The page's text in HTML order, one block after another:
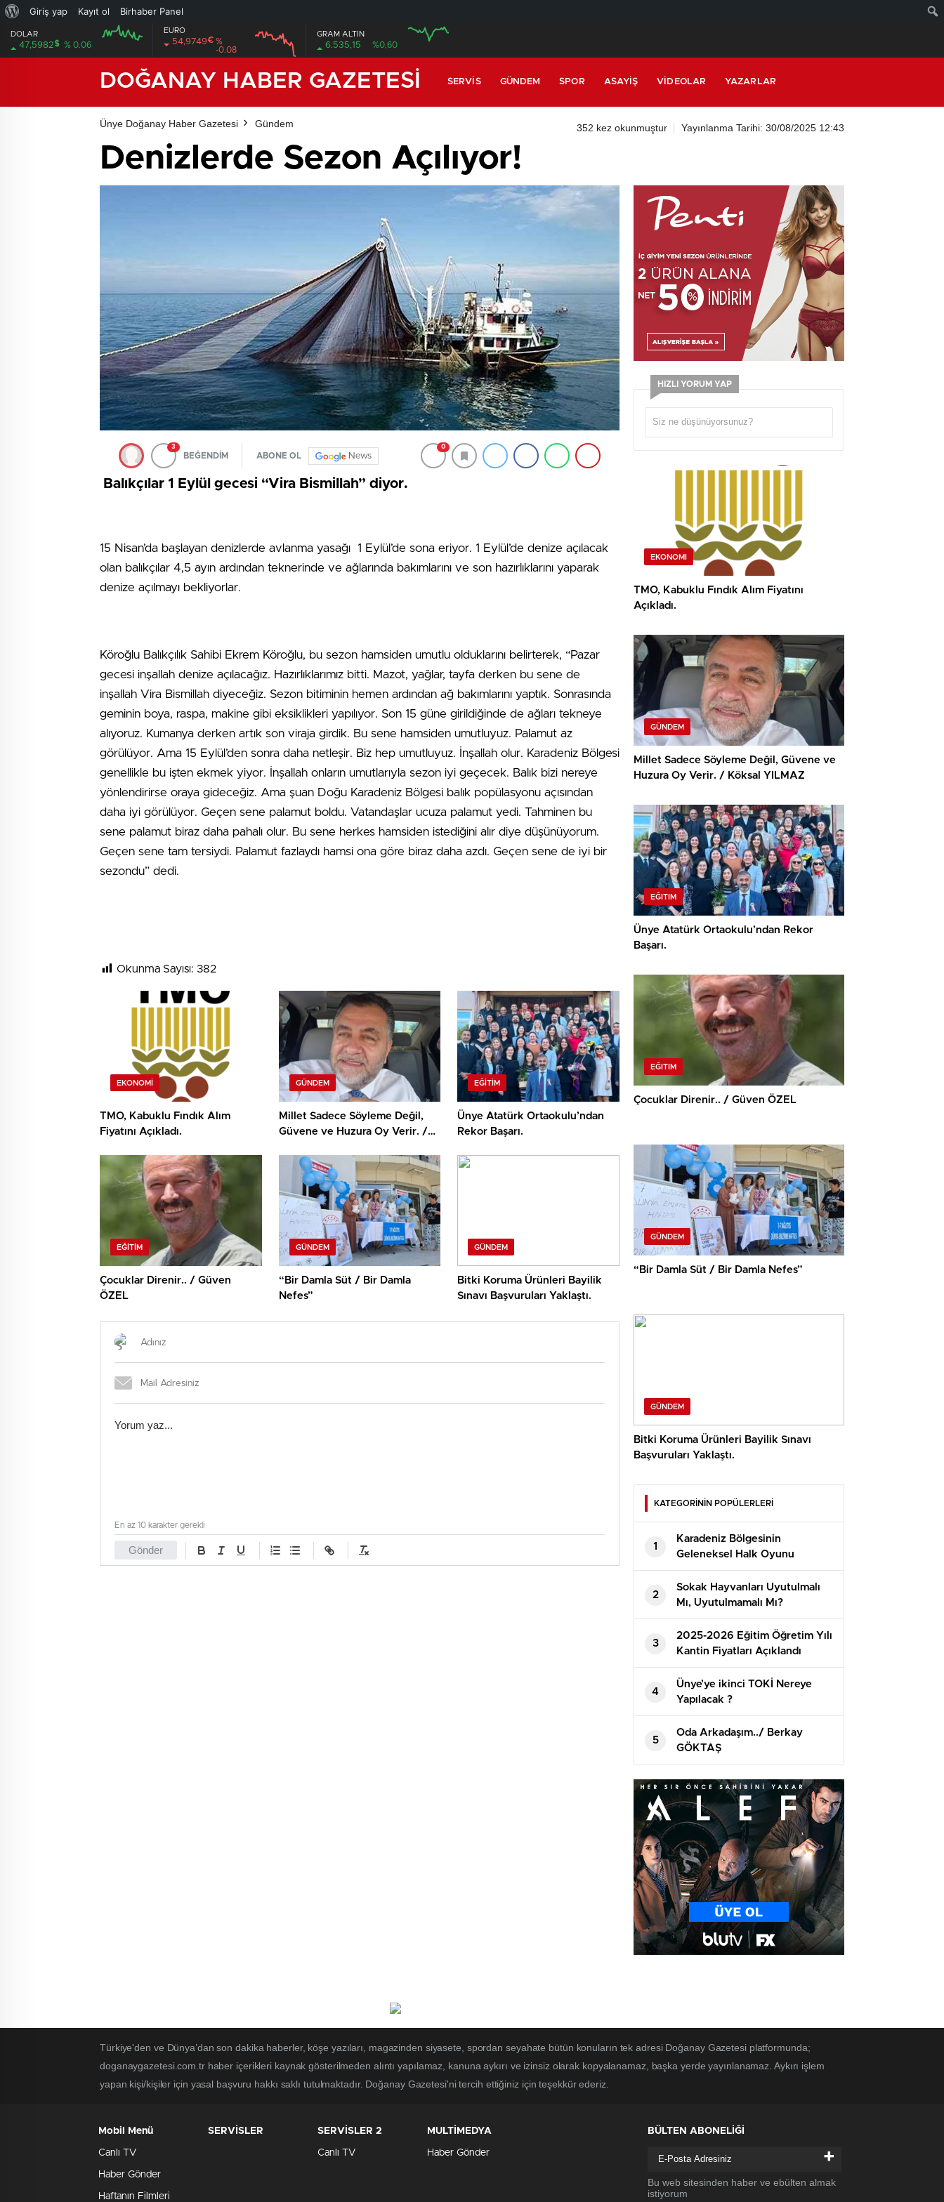
DOLAR
47,5982$ % 0.06
EURO
54,9749€ %
-0.08
GRAM ALTIN
6.535,15 %0,60
12:00
DOĞANAY HABER GAZETESİ SERVIS GÜNDEM SPOR ASAYIŞ VIDEOLAR YAZARLAR
Ünye Doğanay Haber Gazetesi Gündem 352 kez okunmuştur Yayınlanma Tarihi: 30/08/2025 12:43
Denizlerde Sezon Açılıyor!
3
BEĞENDİM ABONE OL News
0
Balıkçılar 1 Eylül gecesi “Vira Bismillah” diyor.
15 Nisan’da başlayan denizlerde avlanma yasağı 1 Eylül’de sona eriyor. 1 Eylül’de denize açılacak
olan balıkçılar 4,5 ayın ardından teknerinde ve ağlarında bakımlarını ve son hazırlıklarını yaparak
denize açılmayı bekliyorlar.
Köroğlu Balıkçılık Sahibi Ekrem Köroğlu, bu sezon hamsiden umutlu olduklarını belirterek, “Pazar
gecesi inşallah denize açılacağız. Hazırlıklarımız bitti. Mazot, yağlar, tayfa derken bu sene de
inşallah Vira Bismillah diyeceğiz. Sezon bitiminin hemen ardından ağ bakımlarını yaptık. Sonrasında
geminin boya, raspa, makine gibi eksiklikleri yapılıyor. Son 15 güne girildiğinde de ağları tekneye
alıyoruz. Kumanya derken artık son viraja girdik. Bu sene hamsiden umutluyuz. Palamut az
görülüyor. Ama 15 Eylül’den sonra daha netleşir. Biz hep umutluyuz. İnşallah olur. Karadeniz Bölgesi
genellikle bu işten ekmek yiyor. İnşallah onların umutlarıyla sezon iyi geçecek. Balık bizi nereye
yönlendirirse oraya gideceğiz. Ama şuan Doğu Karadeniz Bölgesi balık popülasyonu açısından
daha iyi görülüyor. Geçen sene palamut boldu. Vatandaşlar ucuza palamut yedi. Tahminen bu
sene palamut biraz daha pahalı olur. Bu sene herkes hamsiden istediğini alır diye düşünüyorum.
Geçen sene tam tersiydi. Palamut fazlaydı hamsi ona göre biraz daha azdı. Geçen sene de iyi bir
sezondu” dedi.
Okunma Sayısı: 382
EKONOMI
TMO, Kabuklu Fındık Alım
Fiyatını Açıkladı.
GÜNDEM
Millet Sadece Söyleme Değil,
Güvene ve Huzura Oy Verir. /
EĞITIM
Ünye Atatürk Ortaokulu’ndan
Rekor Başarı.
EĞITIM
Çocuklar Direnir.. / Güven
ÖZEL
GÜNDEM
“Bir Damla Süt / Bir Damla
Nefes”
GÜNDEM
Bitki Koruma Ürünleri Bayilik
Sınavı Başvuruları Yaklaştı.
Gönder
En az 10 karakter gerekli
HIZLI YORUM YAP
EKONOMI
TMO, Kabuklu Fındık Alım Fiyatını
Açıkladı.
GÜNDEM
Millet Sadece Söyleme Değil, Güvene ve
Huzura Oy Verir. / Köksal YILMAZ
EĞITIM
Ünye Atatürk Ortaokulu’ndan Rekor
Başarı.
EĞITIM
Çocuklar Direnir.. / Güven ÖZEL
GÜNDEM
“Bir Damla Süt / Bir Damla Nefes”
GÜNDEM
Bitki Koruma Ürünleri Bayilik Sınavı
Başvuruları Yaklaştı.
KATEGORİNİN POPÜLERLERİ
1
Karadeniz Bölgesinin
Geleneksel Halk Oyunu
“HORON” Çambaşı Yaylasında
Hayat Bulacak
2
Sokak Hayvanları Uyutulmalı
Mı, Uyutulmamalı Mı?
3
2025-2026 Eğitim Öğretim Yılı
Kantin Fiyatları Açıklandı
4
Ünye’ye ikinci TOKİ Nereye
Yapılacak ?
5
Oda Arkadaşım../ Berkay
GÖKTAŞ
Türkiye'den ve Dünya’dan son dakika haberler, köşe yazıları, magazinden siyasete, spordan seyahate bütün konuların tek adresi Doğanay Gazetesi platformunda;
doganaygazetesi.com.tr haber içerikleri kaynak gösterilmeden alıntı yapılamaz, kanuna aykırı ve izinsiz olarak kopyalanamaz, başka yerde yayınlanamaz. Aykırı işlem
yapan kişi/kişiler için yasal başvuru hakkı saklı tutulmaktadır. Doğanay Gazetesi'ni tercih ettiğiniz için teşekkür ederiz.
Mobil Menü
Canlı TV
Haber Gönder
Haftanın Filmleri
SERVİSLER SERVİSLER 2
Canlı TV
MULTİMEDYA
Haber Gönder
BÜLTEN ABONELİĞİ
+
Bu web sitesinden haber ve ebülten almak
istiyorum
WordPress
hakkında
Giriş yap Kayıt ol Birhaber Panel